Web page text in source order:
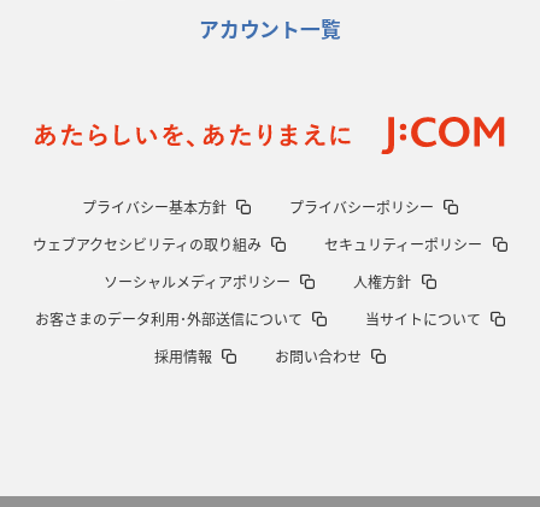
アカウント一覧
プライバシー基本方針
プライバシーポリシー
ウェブアクセシビリティの取り組み
セキュリティーポリシー
ソーシャルメディアポリシー
人権方針
お客さまのデータ利用･外部送信について
当サイトについて
採用情報
お問い合わせ